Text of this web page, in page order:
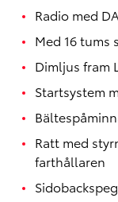
Radio med
Med 16 tums
Dimljus fram
Startsystem
Ratt med
farthållaren